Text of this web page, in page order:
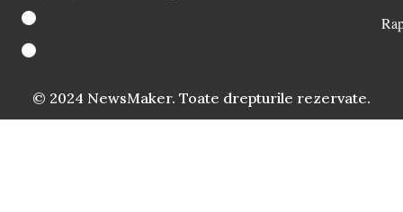
© 2024 NewsMaker. Toate drepturile rezervate.